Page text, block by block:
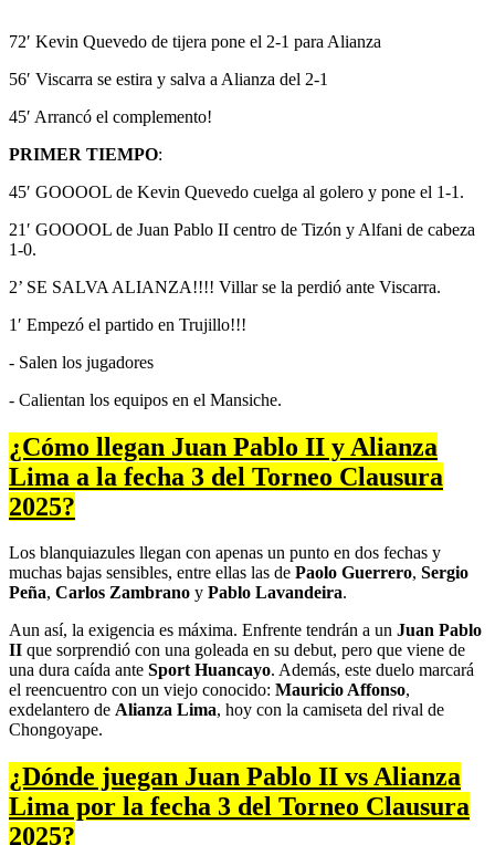
72′ Kevin Quevedo de tijera pone el 2-1 para Alianza
56′ Viscarra se estira y salva a Alianza del 2-1
45′ Arrancó el complemento!
PRIMER TIEMPO:
45′ GOOOOL de Kevin Quevedo cuelga al golero y pone el 1-1.
21′ GOOOOL de Juan Pablo II centro de Tizón y Alfani de cabeza
1-0.
2’ SE SALVA ALIANZA!!!! Villar se la perdió ante Viscarra.
1′ Empezó el partido en Trujillo!!!
- Salen los jugadores
- Calientan los equipos en el Mansiche.
¿Cómo llegan Juan Pablo II y Alianza
Lima a la fecha 3 del Torneo Clausura
2025?
Los blanquiazules llegan con apenas un punto en dos fechas y
muchas bajas sensibles, entre ellas las de Paolo Guerrero, Sergio
Peña, Carlos Zambrano y Pablo Lavandeira.
Aun así, la exigencia es máxima. Enfrente tendrán a un Juan Pablo
II que sorprendió con una goleada en su debut, pero que viene de
una dura caída ante Sport Huancayo. Además, este duelo marcará
el reencuentro con un viejo conocido: Mauricio Affonso,
exdelantero de Alianza Lima, hoy con la camiseta del rival de
Chongoyape.
¿Dónde juegan Juan Pablo II vs Alianza
Lima por la fecha 3 del Torneo Clausura
2025?